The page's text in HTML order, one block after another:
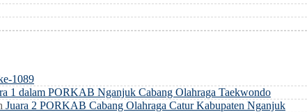
1089
1 dalam PORKAB Nganjuk Cabang Olahraga Taekwondo
Juara 2 PORKAB Cabang Olahraga Catur Kabupaten Nganjuk